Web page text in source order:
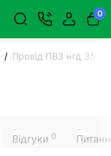
0
Провід ПВ3 нгд 35
Відгуки 0